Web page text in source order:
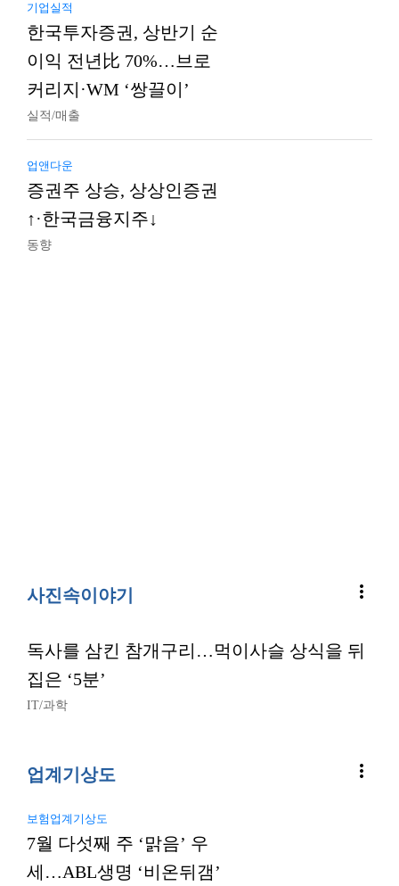
기업실적
한국투자증권, 상반기 순
이익 전년比 70%…브로
커리지·WM ‘쌍끌이’
실적/매출
업앤다운
증권주 상승, 상상인증권
↑·한국금융지주↓
동향
사진속이야기 more_vert
독사를 삼킨 참개구리…먹이사슬 상식을 뒤
집은 ‘5분’
IT/과학
업계기상도 more_vert
보험업계기상도
7월 다섯째 주 ‘맑음’ 우
세…ABL생명 ‘비온뒤갬’